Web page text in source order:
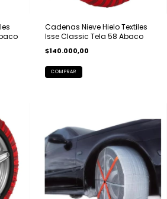
Cadenas Nieve Hielo Textiles
Isse Classic Tela 58 Abaco
$140.000,00